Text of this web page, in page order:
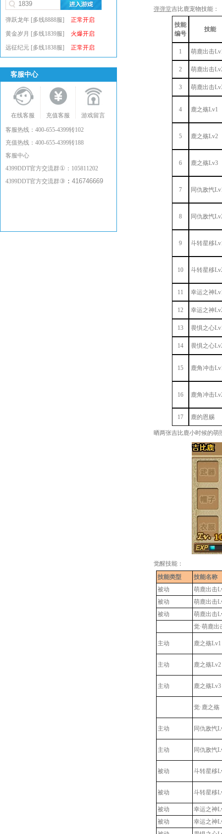
弹跃龙年 [多线8888服]
正常开启
黄金岁月 [多线1839服]
火爆开启
远征纪元 [多线1838服]
正常开启
客服中心
在线客服 充值客服 游戏留言
客服热线：400-655-4399转102
充值热线：400-655-4399转188
客服中心
4399DDT官方交流群① ： 105811202
4399DDT官方交流群③ ： 416746669
弹弹堂吉比鹿宠物技能：
技能
编号
技能
1 萌鹿出击
2 萌鹿出击
3 萌鹿出击
4 鹿之殇Lv1
5 鹿之殇Lv2
6 鹿之殇Lv3
7 同仇敌忾
8 同仇敌忾
9 斗转星移
10 斗转星移
11 幸运之神
12 幸运之神
13 畏惧之心
14 畏惧之心
15 鹿角冲击
16 鹿角冲击
17 鹿的恩赐
晒两张吉比鹿小时候的萌
觉醒技能：
技能类型
技能名称
被动
萌鹿出击
被动
萌鹿出击
被动
萌鹿出击
觉·萌鹿出
主动 鹿之殇Lv1
主动 鹿之殇Lv2
主动 鹿之殇Lv3
觉·鹿之殇
主动 同仇敌忾
主动 同仇敌忾
被动 斗转星
被动 斗转星移
被动
幸运之神
被动
幸运之神